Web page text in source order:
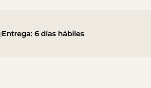
Entrega: 6 días hábiles